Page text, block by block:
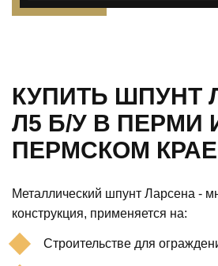
КУПИТЬ ШПУНТ
Л5 Б/У В ПЕРМИ
ПЕРМСКОМ КРАЕ
Металлический шпунт Ларсена -
конструкция, применяется на:
Строительстве для